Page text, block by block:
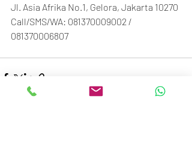
Jl. Asia Afrika No.1, Gelora, Jakarta 10270
Call/SMS/WA: 081370009002 /
081370006807